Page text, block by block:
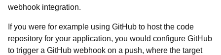
webhook integration.
If you were for example using GitHub to host the code
repository for your application, you would configure GitHub
to trigger a GitHub webhook on a push, where the target